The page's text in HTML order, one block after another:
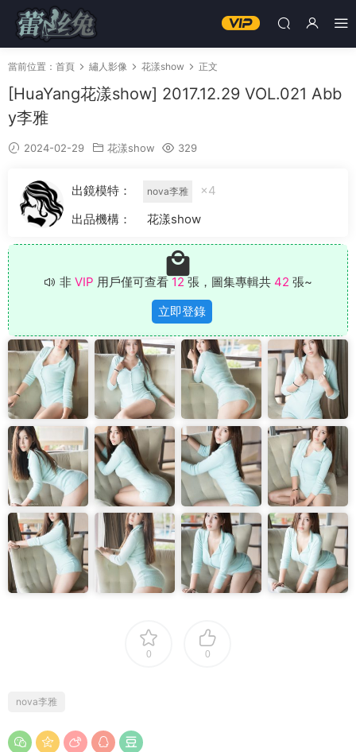
當前位置： 首頁 繡人影像 花漾show 正文
[HuaYang花漾show] 2017.12.29 VOL.021 Abb
y李雅
2024-02-29 花漾show 329
出鏡模特： nova李雅
×4
出品機構：
花漾show
非 VIP 用戶僅可查看 12 張，圖集專輯共 42 張~
立即登錄
0 0
nova李雅